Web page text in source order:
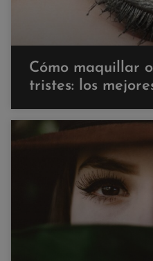
Cómo maquillar
tristes: los